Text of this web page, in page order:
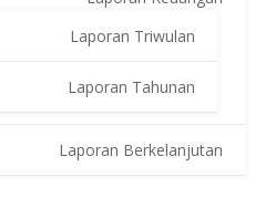
Laporan Triwulan
Laporan Tahunan
Laporan Berkelanjutan